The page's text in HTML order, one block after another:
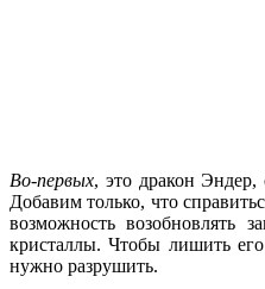
Во-первых, это дракон
Добавим только, что
возможность возобновлять
кристаллы. Чтобы лишить
нужно разрушить.